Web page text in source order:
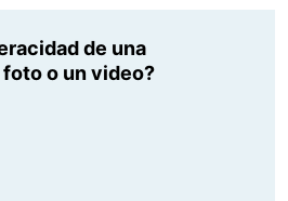
de una
o un video?